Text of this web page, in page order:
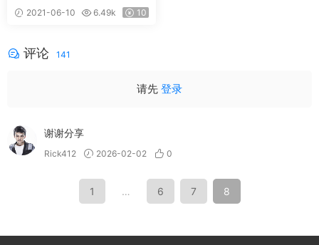
2021-06-10 6.49k 10
评论 141
请先 登录
谢谢分享
Rick412 2026-02-02 0
1 … 6 7 8